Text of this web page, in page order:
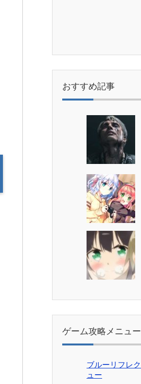
おすすめ記事
ゲーム攻略メニュー
ブルーリフレ
ュー